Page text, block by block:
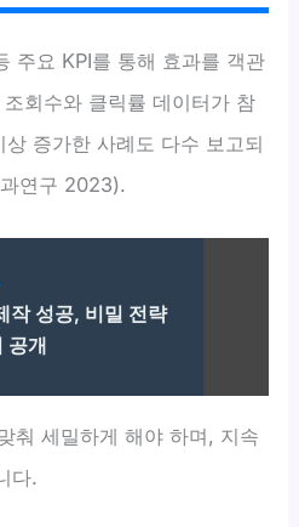
주요 KPI를 통해 효과를 객관
회수와 클릭률 데이터가 참
상 증가한 사례도 다수 보고되
연구 2023).
작 성공, 비밀 전략
공개
춰 세밀하게 해야 하며, 지속
다.